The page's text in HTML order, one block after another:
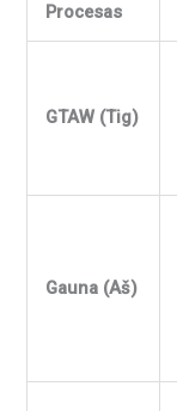
Procesas
GTAW (Tig)
Gauna (Aš)